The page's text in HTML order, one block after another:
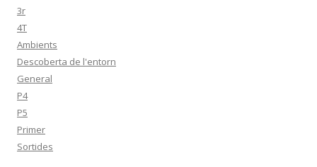
3r
4T
Ambients
Descoberta de l'entorn
General
P4
P5
Primer
Sortides